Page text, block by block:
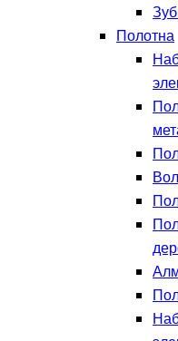
Полотна